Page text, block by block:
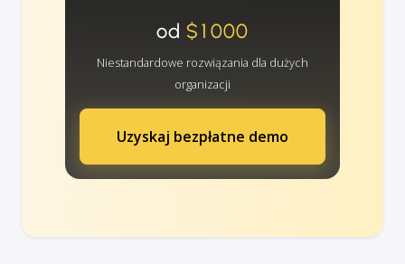
od $1000
Niestandardowe rozwiązania dla dużych
organizacji
Uzyskaj bezpłatne demo